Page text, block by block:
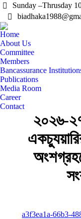
Sunday –Thrusday
Home
About Us
Committee
Members
Bancassurance
Publications
Media Room
Career
Contact
২০২৬-২৭
a3f3ea1a-66b3-